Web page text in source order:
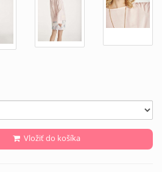
Vložiť do košíka